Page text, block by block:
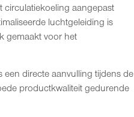
circulatiekoeling aangepast
luchtgeleiding is
gemaakt voor het
directe aanvulling tijdens de
productkwaliteit gedurende